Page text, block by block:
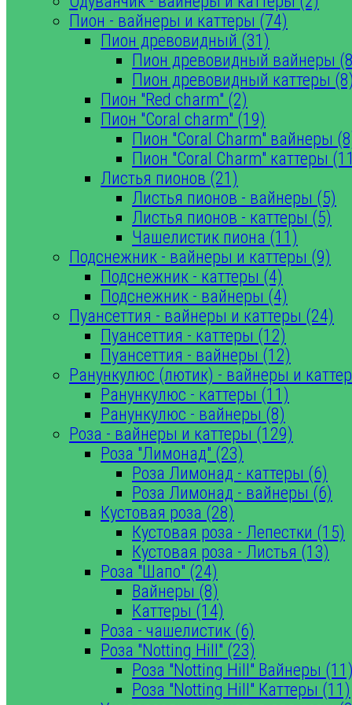
Пион - вайнеры и каттеры (74)
Пион древовидный (31)
Пион древовидный вайнеры
Пион древовидный каттеры (8)
Пион "Red charm" (2)
Пион "Coral charm" (19)
Пион "Coral Charm" вайнеры
Пион "Coral Charm" каттеры
Листья пионов (21)
Листья пионов - вайнеры (5)
Листья пионов - каттеры (5)
Чашелистик пиона (11)
Подснежник - вайнеры и каттеры (9)
Подснежник - каттеры (4)
Подснежник - вайнеры (4)
Пуансеттия - вайнеры и каттеры (24)
Пуансеттия - каттеры (12)
Пуансеттия - вайнеры (12)
Ранункулюс (лютик) - вайнеры и
Ранункулюс - каттеры (11)
Ранункулюс - вайнеры (8)
Роза - вайнеры и каттеры (129)
Роза "Лимонад" (23)
Роза Лимонад - каттеры (6)
Роза Лимонад - вайнеры (6)
Кустовая роза (28)
Кустовая роза - Лепестки (15)
Кустовая роза - Листья (13)
Роза "Шапо" (24)
Вайнеры (8)
Каттеры (14)
Роза - чашелистик (6)
Роза "Notting Hill" (23)
Роза "Notting Hill" Вайнеры (11)
Роза "Notting Hill" Каттеры (11)